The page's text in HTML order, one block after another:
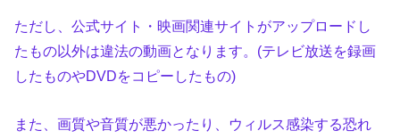
ただし、公式サイト・映画関連サイトがアップロードし
たもの以外は違法の動画となります。(テレビ放送を録画
したものやDVDをコピーしたもの)
また、画質や音質が悪かったり、ウィルス感染する恐れ